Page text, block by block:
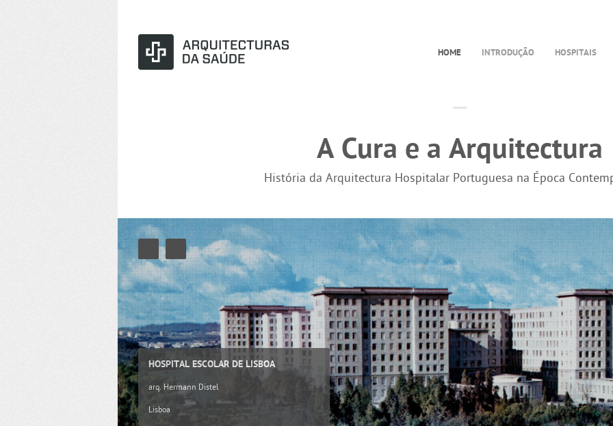
HOME INTRODUÇÃO HOSPITAIS
A Cura e a Arquitectura
História da Arquitectura Hospitalar Portuguesa na Época
HOSPITAL ESCOLAR DE LISBOA
arq. Hermann Distel
Lisboa